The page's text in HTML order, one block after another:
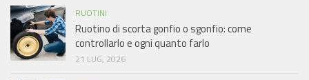
RUOTINI
Ruotino di scorta gonfio o sgonfio: come
controllarlo e ogni quanto farlo
21 LUG, 2026